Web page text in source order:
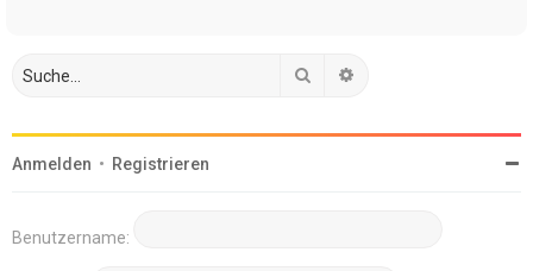
Suche
Anmelden • Registrieren
Benutzername: